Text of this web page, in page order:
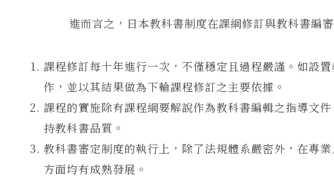
進而言之，日本教科書制度在課綱修訂與教科書編審
課程修訂每十年進行一次，不僅穩定且過程嚴謹。如設
作，並以其結果做為下輪課程修訂之主要依據。
課程的實施除有課程綱要解說作為教科書編輯之指導文
持教科書品質。
教科書審定制度的執行上，除了法規體系嚴密外，在專
方面均有成熟發展。